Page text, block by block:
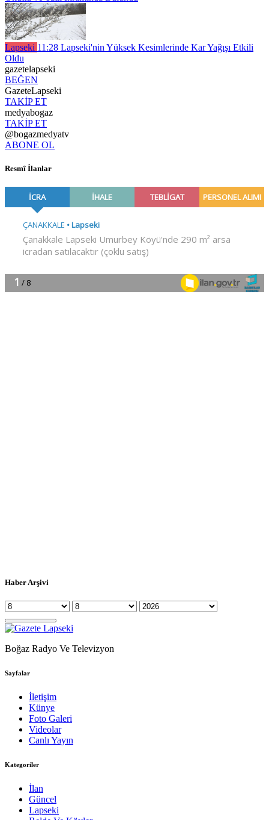
Lapseki 11:28 Lapseki'nin Yüksek Kesimlerinde Kar Yağışı Etkili
Oldu
gazetelapseki
BEĞEN
GazeteLapseki
TAKİP ET
medyabogaz
TAKİP ET
@bogazmedyatv
ABONE OL
Resmî İlanlar
Haber Arşivi
Boğaz Radyo Ve Televizyon
Sayfalar
İletişim
Künye
Foto Galeri
Videolar
Canlı Yayın
Kategoriler
İlan
Güncel
Lapseki